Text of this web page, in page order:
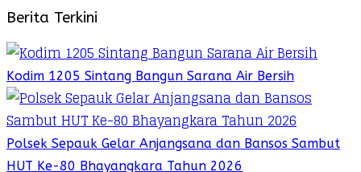
Berita Terkini
Kodim 1205 Sintang Bangun Sarana Air Bersih
Polsek Sepauk Gelar Anjangsana dan Bansos Sambut
HUT Ke-80 Bhayangkara Tahun 2026